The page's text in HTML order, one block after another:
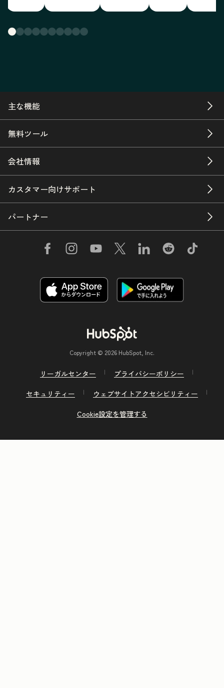
主な機能
無料ツール
会社情報
カスタマー向けサポート
パートナー
Copyright © 2026 HubSpot, Inc.
リーガルセンター
プライバシーポリシー
セキュリティー
ウェブサイトアクセシビリティー
Cookie設定を管理する